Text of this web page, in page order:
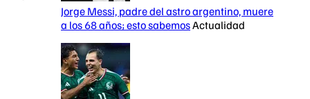
Jorge Messi, padre del astro argentino, muere
a los 68 años; esto sabemosActualidad